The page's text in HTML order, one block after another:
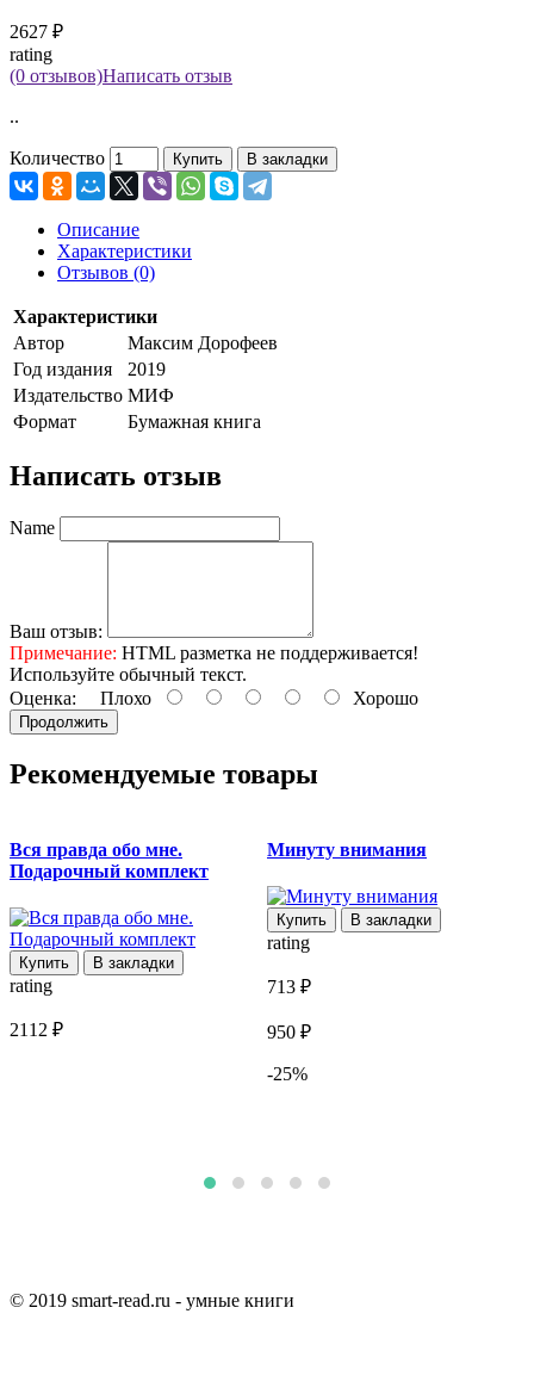
2627 ₽
rating
(0 отзывов)Написать отзыв
..
Количество Купить В закладки
Описание
Характеристики
Отзывов (0)
Характеристики
Автор
Максим Дорофеев
Год издания
2019
Издательство МИФ
Формат
Бумажная книга
Написать отзыв
Name
Ваш отзыв:
Примечание: HTML разметка не поддерживается!
Используйте обычный текст.
Оценка: Плохо Хорошо
Продолжить
Рекомендуемые товары
Вся правда обо мне.
Подарочный комплект
Купить В закладки
rating
2112 ₽
Минуту внимания
Купить В закладки
rating
713 ₽
950 ₽
-25%
© 2019 smart-read.ru - умные книги